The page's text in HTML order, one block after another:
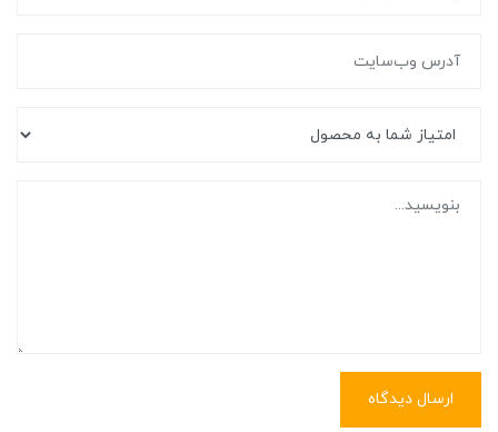
ارسال دیدگاه